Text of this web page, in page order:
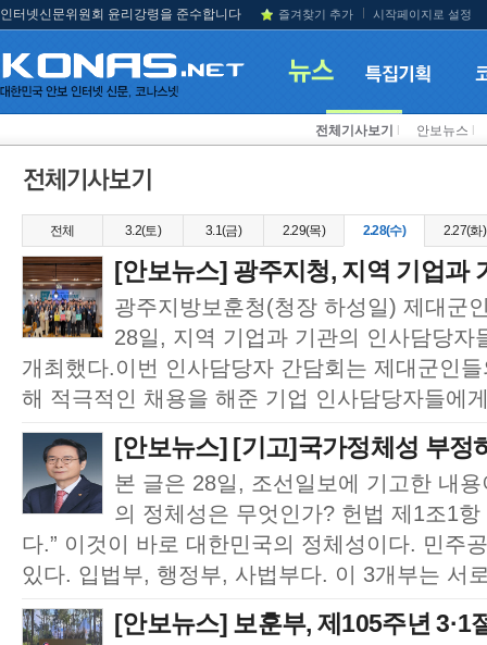
인터넷신문위원회 윤리강령을 준수합니다 즐겨찾기 추가 시작페이지로 설정
전체기사보기 안보뉴스
전체 3.2(토) 3.1(금) 2.29(목) 2.28(수) 2.27(화)
[안보뉴스] 광주지청, 지역 기업과
광주지방보훈청(청장 하성일) 제대군
28일, 지역 기업과 기관의 인사담당자
개최했다.이번 인사담당자 간담회는 제대군인
해 적극적인 채용을 해준 기업 인사담당자들에
[안보뉴스] [기고]국가정체성 부정
본 글은 28일, 조선일보에 기고한 내
의 정체성은 무엇인가? 헌법 제1조1
다.” 이것이 바로 대한민국의 정체성이다. 민주
있다. 입법부, 행정부, 사법부다. 이 3개부는 서
[안보뉴스] 보훈부, 제105주년 3·1